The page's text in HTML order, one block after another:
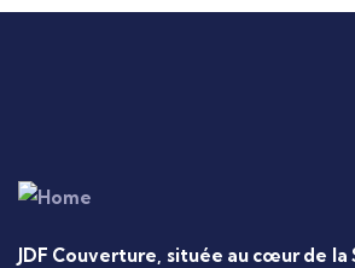
JDF Couverture, située au cœur de